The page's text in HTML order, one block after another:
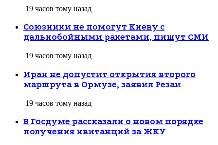
19 часов тому назад
Союзники не помогут Киеву с
дальнобойными ракетами, пишут СМИ
19 часов тому назад
Иран не допустит открытия второго
маршрута в Ормузе, заявил Резаи
19 часов тому назад
В Госдуме рассказали о новом порядке
получения квитанций за ЖКУ